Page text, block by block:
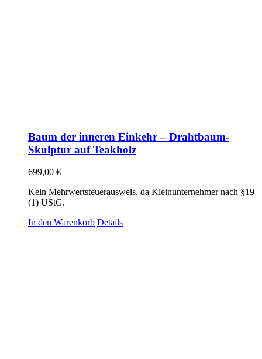
Baum der inneren Einkehr – Drahtbaum-
Skulptur auf Teakholz
699,00 €
Kein Mehrwertsteuerausweis, da Kleinunternehmer nach §19
(1) UStG.
In den Warenkorb Details